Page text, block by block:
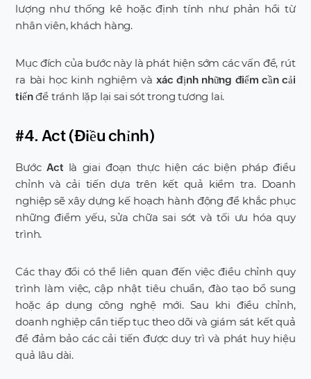
lượng như thống kê hoặc định tính như phản hồi từ
nhân viên, khách hàng.
Mục đích của bước này là phát hiện sớm các vấn đề, rút
ra bài học kinh nghiệm vàxác định những điểm cần cải
tiếnđể tránh lặp lại sai sót trong tương lai.
#4. Act (Điều chỉnh)
Bước Act là giai đoạn thực hiện các biện pháp điều
chỉnh và cải tiến dựa trên kết quả kiểm tra. Doanh
nghiệp sẽ xây dựng kế hoạch hành động để khắc phục
những điểm yếu, sửa chữa sai sót và tối ưu hóa quy
trình.
Các thay đổi có thể liên quan đến việc điều chỉnh quy
trình làm việc, cập nhật tiêu chuẩn, đào tạo bổ sung
hoặc áp dụng công nghệ mới. Sau khi điều chỉnh,
doanh nghiệp cần tiếp tục theo dõi và giám sát kết quả
để đảm bảo các cải tiến được duy trì và phát huy hiệu
quả lâu dài.